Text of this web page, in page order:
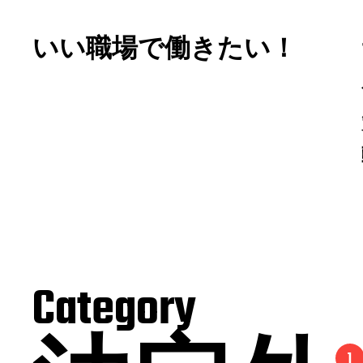
いい職場で働きたい！
Category